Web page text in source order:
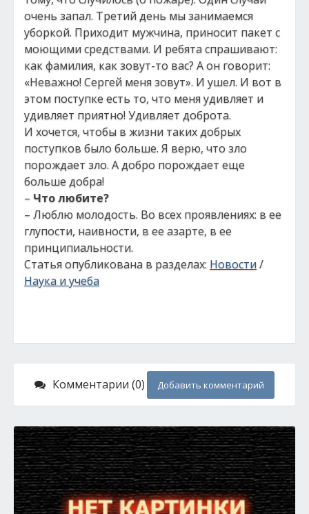
очень запал. Третий день мы занимаемся
уборкой. Приходит мужчина, приносит пакет с
моющими средствами. И ребята спрашивают:
как фамилия, как зовут-то вас? А он говорит:
«Неважно! Сергей меня зовут». И ушел. И вот в
этом поступке есть то, что меня удивляет и
удивляет приятно! Удивляет доброта.
И хочется, чтобы в жизни таких добрых
поступков было больше. Я верю, что зло
порождает зло. А добро порождает еще
больше добра!
– Что любите?
– Люблю молодость. Во всех проявлениях: в ее
глупости, наивности, в ее азарте, в ее
принципиальности.
Статья опубликована в разделах: Новости/
Наука и учеба
Комментарии (0) Добавить комментарий